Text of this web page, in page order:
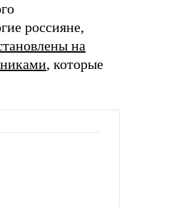
россияне,
на
, которые